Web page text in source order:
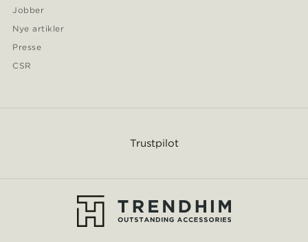
Jobber
Nye artikler
Presse
CSR
Trustpilot